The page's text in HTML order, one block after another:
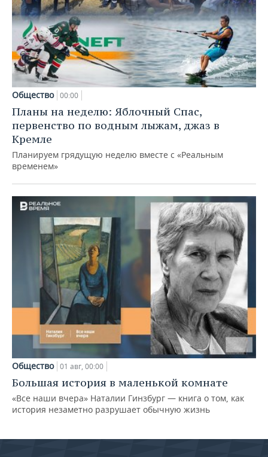
Общество 00:00
Планы на неделю: Яблочный Спас,
первенство по водным лыжам, джаз в
Кремле
Планируем грядущую неделю вместе с «Реальным
временем»
Общество 01 авг, 00:00
Большая история в маленькой комнате
«Все наши вчера» Наталии Гинзбург — книга о том, как
история незаметно разрушает обычную жизнь